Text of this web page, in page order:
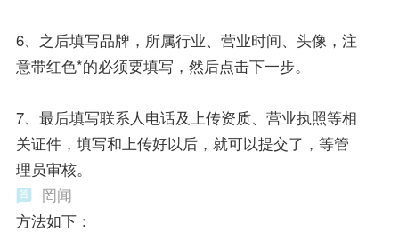
6、之后填写品牌，所属行业、营业时间、头像，注
意带红色*的必须要填写，然后点击下一步。
7、最后填写联系人电话及上传资质、营业执照等相
关证件，填写和上传好以后，就可以提交了，等管
理员审核。
罔闻
方法如下：